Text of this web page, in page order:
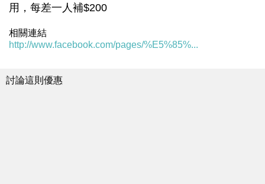
用，每差一人補$200
相關連結
http://www.facebook.com/pages/%E5%85%...
討論這則優惠